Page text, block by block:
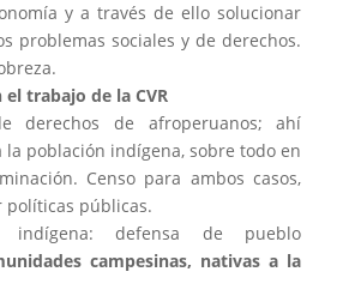
y a través de ello solucionar
problemas sociales y de derechos.
trabajo de la CVR
derechos de afroperuanos; ahí
la población indígena, sobre todo en
Censo para ambos casos,
políticas públicas.
indígena: defensa de pueblo
campesinas, nativas a la